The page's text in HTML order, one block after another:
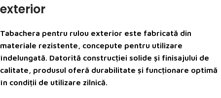
exterior
Tabachera pentru rulou exterior este fabricată din
materiale rezistente, concepute pentru utilizare
îndelungată. Datorită construcției solide și finisajului de
calitate, produsul oferă durabilitate și funcționare optimă
în condiții de utilizare zilnică.